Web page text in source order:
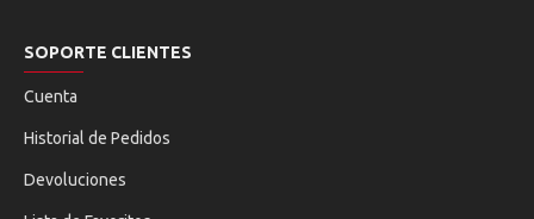
SOPORTE CLIENTES
Cuenta
Historial de Pedidos
Devoluciones